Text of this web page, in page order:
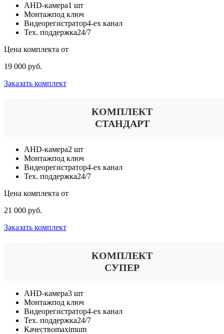
AHD-камера1 шт
Монтажпод ключ
Видеорегистратор4-ех канал
Тех. поддержка24/7
Цена комплекта от
19 000 руб.
Заказать комплект
КОМПЛЕКТ
СТАНДАРТ
AHD-камера2 шт
Монтажпод ключ
Видеорегистратор4-ех канал
Тех. поддержка24/7
Цена комплекта от
21 000 руб.
Заказать комплект
КОМПЛЕКТ
СУПЕР
AHD-камера3 шт
Монтажпод ключ
Видеорегистратор4-ех канал
Тех. поддержка24/7
Качествоmaximum